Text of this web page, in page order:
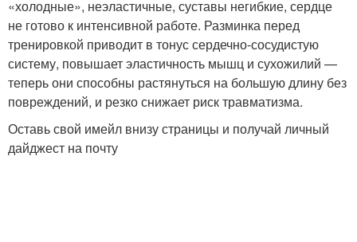
«холодные», неэластичные, суставы негибкие, сердце
не готово к интенсивной работе. Разминка перед
тренировкой приводит в тонус сердечно-сосудистую
систему, повышает эластичность мышц и сухожилий —
теперь они способны растянуться на большую длину без
повреждений, и резко снижает риск травматизма.
Оставь свой имейл внизу страницы и получай личный
дайджест на почту